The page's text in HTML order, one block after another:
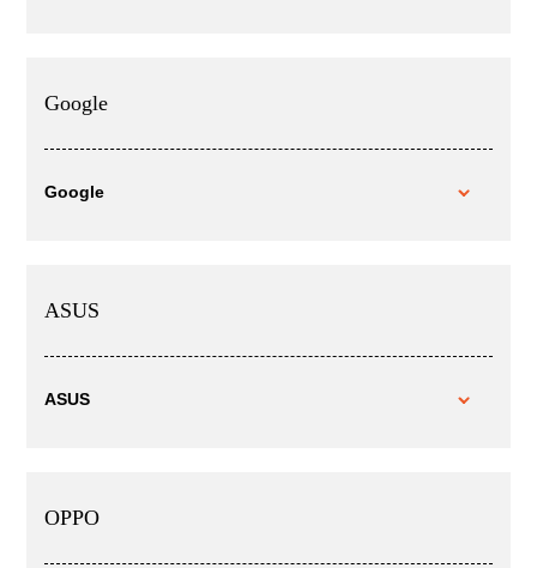
Google
Google
ASUS
ASUS
OPPO